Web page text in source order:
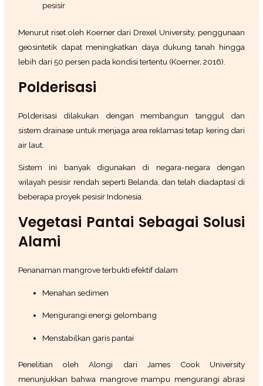
pesisir
Menurut riset oleh Koerner dari Drexel University, penggunaan
geosintetik dapat meningkatkan daya dukung tanah hingga
lebih dari 50 persen pada kondisi tertentu (Koerner, 2016).
Polderisasi
Polderisasi dilakukan dengan membangun tanggul dan
sistem drainase untuk menjaga area reklamasi tetap kering dari
air laut.
Sistem ini banyak digunakan di negara-negara dengan
wilayah pesisir rendah seperti Belanda, dan telah diadaptasi di
beberapa proyek pesisir Indonesia.
Vegetasi Pantai Sebagai Solusi
Alami
Penanaman mangrove terbukti efektif dalam
Menahan sedimen
Mengurangi energi gelombang
Menstabilkan garis pantai
Penelitian oleh Alongi dari James Cook University
menunjukkan bahwa mangrove mampu mengurangi abrasi